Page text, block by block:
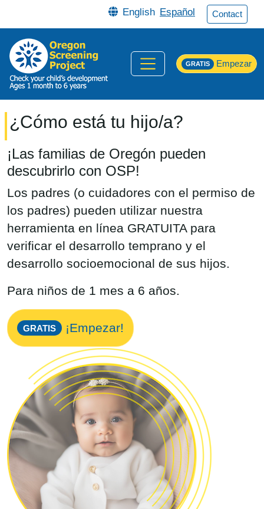
Pasar al contenido principal English Español Contact
GRATIS Empezar
¿Cómo está tu hijo/a?
¡Las familias de Oregón pueden
descubrirlo con OSP!
Los padres (o cuidadores con el permiso de
los padres) pueden utilizar nuestra
herramienta en línea GRATUITA para
verificar el desarrollo temprano y el
desarrollo socioemocional de sus hijos.
Para niños de 1 mes a 6 años.
GRATIS ¡Empezar!